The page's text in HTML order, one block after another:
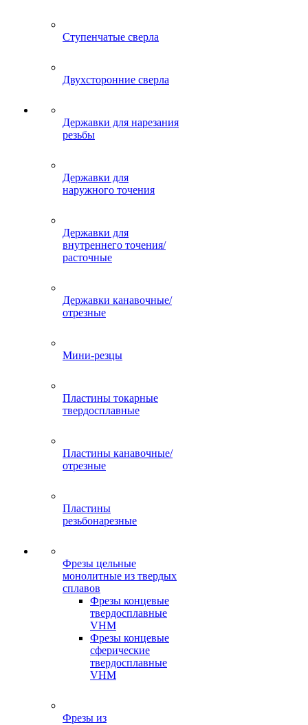
Ступенчатые сверла
Двухсторонние сверла
Державки для нарезания
резьбы
Державки для
наружного точения
Державки для
внутреннего точения/
расточные
Державки канавочные/
отрезные
Мини-резцы
Пластины токарные
твердосплавные
Пластины канавочные/
отрезные
Пластины
резьбонарезные
Фрезы цельные
монолитные из твердых
сплавов
Фрезы концевые
твердосплавные
VHM
Фрезы концевые
сферические
твердосплавные
VHM
Фрезы из